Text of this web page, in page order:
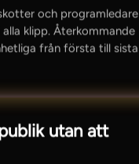
och programledare
alla klipp. Återkommande
från första till sista
utan att